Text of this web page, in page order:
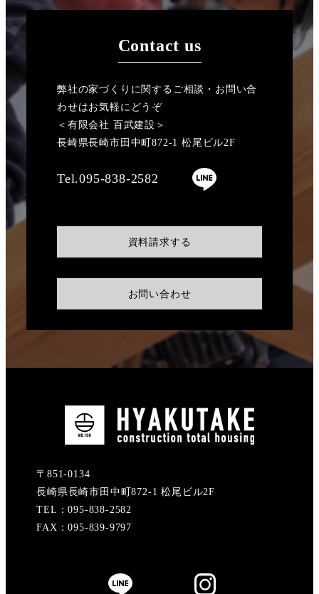
Contact us
弊社の家づくりに関するご相談・お問い合
わせはお気軽にどうぞ
＜有限会社 百武建設＞
長崎県長崎市田中町872-1 松尾ビル2F
Tel.095-838-2582
資料請求する
お問い合わせ
〒851-0134
長崎県長崎市田中町872-1 松尾ビル2F
TEL：095-838-2582
FAX：095-839-9797